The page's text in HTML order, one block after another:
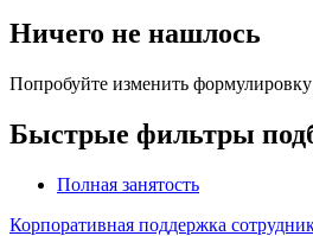
Ничего не нашлось
Попробуйте изменить
Быстрые фильтры
Полная занятость
Корпоративная поддержка